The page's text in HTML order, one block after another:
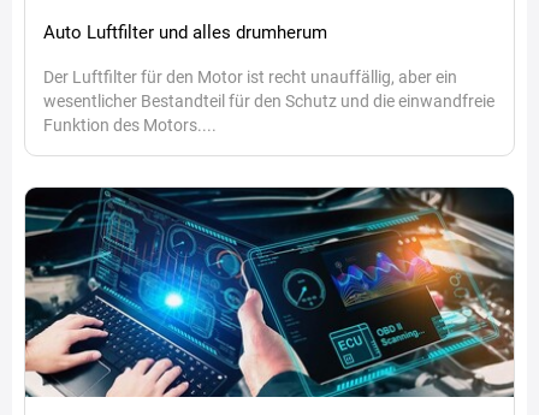
Auto Luftfilter und alles drumherum
Der Luftfilter für den Motor ist recht unauffällig, aber ein
wesentlicher Bestandteil für den Schutz und die einwandfreie
Funktion des Motors....